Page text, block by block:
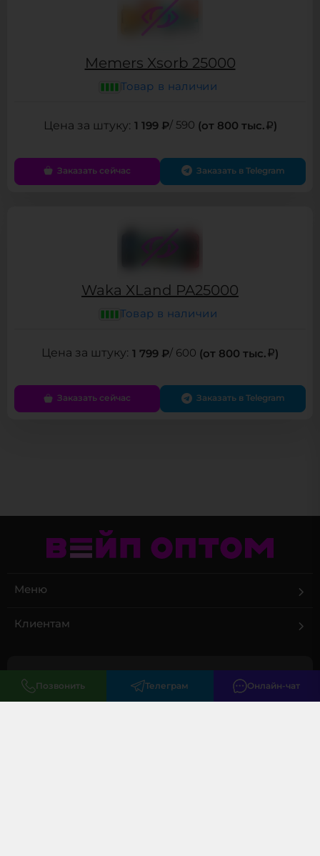
Memers Xsorb 25000
Товар в наличии
1 199 ₽/ 590 (от 800 тыс. )
Заказать сейчас Заказать в Telegram
Waka XLand PA25000
Товар в наличии
1 799 ₽/ 600 (от 800 тыс. )
Заказать сейчас Заказать в Telegram
Клиентам
Меню
Позвонить Телеграм Онлайн-чат